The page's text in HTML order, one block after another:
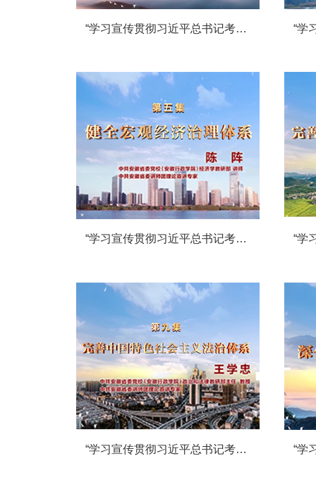
“学习宣传贯彻习近平总书记考察安徽重要讲话和党的二十届三中全会精神”系列微党课第一讲：《进一步全面深化改革、推进中国式现代化的重大意义和总体要求》
“学习宣传贯彻习近平总书记考察安徽重要讲话和党的二十届三中全会精神”系列微党课第五讲：《健全宏观经济治理体系》
“学习宣传贯彻习近平总书记考察安徽重要讲话和党的二十届三中全会精神”系列微党课第九讲：《完善中国特色社会主义法治体系》